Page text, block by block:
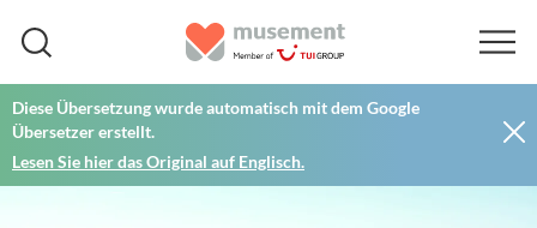
Diese Übersetzung wurde automatisch mit dem Google
Übersetzer erstellt.
Lesen Sie hier das Original auf Englisch.